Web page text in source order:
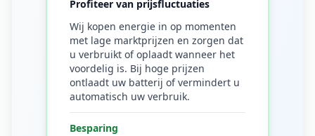
Profiteer van prijsfluctuaties
Wij kopen energie in op momenten
met lage marktprijzen en zorgen dat
u verbruikt of oplaadt wanneer het
voordelig is. Bij hoge prijzen
ontlaadt uw batterij of vermindert u
automatisch uw verbruik.
Besparing